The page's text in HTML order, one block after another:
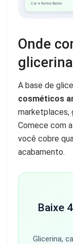
Cor e forma fáceis
Onde
glicerina
A base de
cosméticos
marketplaces,
Comece com a
você cobre
acabamento.
Baixe
Glicerina,